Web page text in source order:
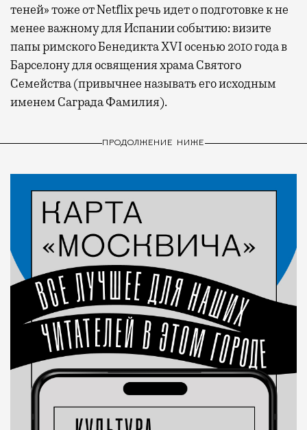
теней» тоже от Netflix речь идет о подготовке к не
менее важному для Испании событию: визите
папы римского Бенедикта XVI осенью 2010 года в
Барселону для освящения храма Святого
Семейства (привычнее называть его исходным
именем Саграда Фамилия).
ПРОДОЛЖЕНИЕ НИЖЕ